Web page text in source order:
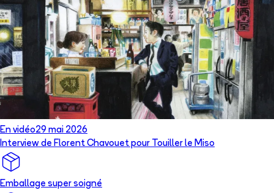
En vidéo29 mai 2026
Interview de Florent Chavouet pour Touiller le Miso
Emballage super soigné